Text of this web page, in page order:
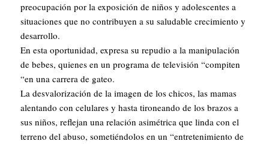
preocupación por la exposición de niños y adolescentes a
situaciones que no contribuyen a su saludable crecimiento y
desarrollo.
En esta oportunidad, expresa su repudio a la manipulación
de bebes, quienes en un programa de televisión “compiten
“en una carrera de gateo.
La desvalorización de la imagen de los chicos, las mamas
alentando con celulares y hasta tironeando de los brazos a
sus niños, reflejan una relación asimétrica que linda con el
terreno del abuso, sometiéndolos en un “entretenimiento de